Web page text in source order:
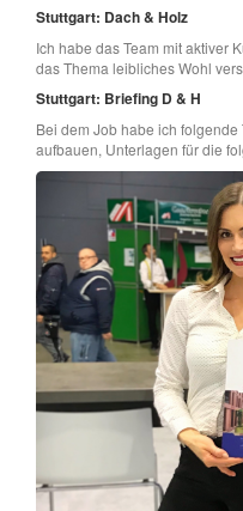
Stuttgart: Dach & Holz
Ich habe das Team mit aktiver
das Thema leibliches Wohl
Stuttgart: Briefing D & H
Bei dem Job habe ich
aufbauen, Unterlagen für die